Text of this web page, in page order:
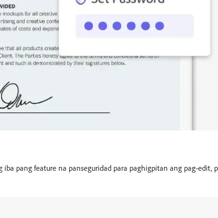
pang feature na panseguridad para paghigpitan ang pag-edit,